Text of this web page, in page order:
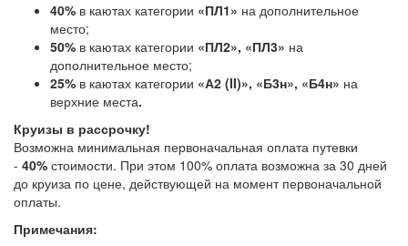
40% в каютах категории «ПЛ1» на дополнительное
место;
50% в каютах категории «ПЛ2», «ПЛ3» на
дополнительное место;
25% в каютах категории «А2 (II)», «Б3н», «Б4н» на
верхние места.
Круизы в рассрочку!
Возможна минимальная первоначальная оплата путевки
- 40% стоимости. При этом 100% оплата возможна за 30 дней
до круиза по цене, действующей на момент первоначальной
оплаты.
Примечания: